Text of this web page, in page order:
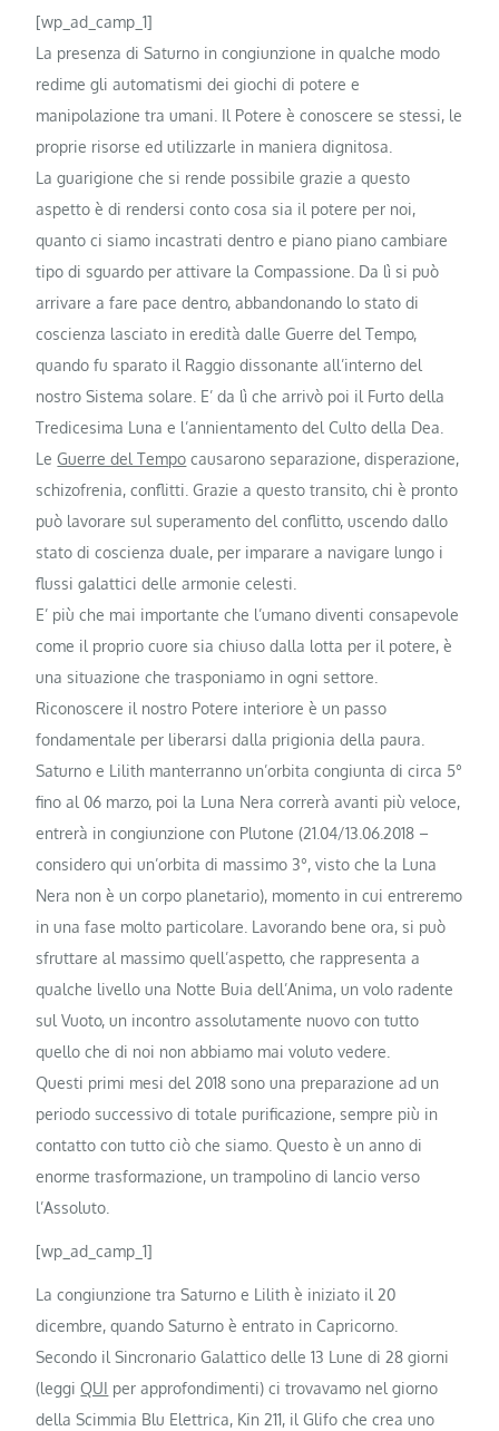
[wp_ad_camp_1]
La presenza di Saturno in congiunzione in qualche modo
redime gli automatismi dei giochi di potere e
manipolazione tra umani. Il Potere è conoscere se stessi, le
proprie risorse ed utilizzarle in maniera dignitosa.
La guarigione che si rende possibile grazie a questo
aspetto è di rendersi conto cosa sia il potere per noi,
quanto ci siamo incastrati dentro e piano piano cambiare
tipo di sguardo per attivare la Compassione. Da lì si può
arrivare a fare pace dentro, abbandonando lo stato di
coscienza lasciato in eredità dalle Guerre del Tempo,
quando fu sparato il Raggio dissonante all’interno del
nostro Sistema solare. E’ da lì che arrivò poi il Furto della
Tredicesima Luna e l’annientamento del Culto della Dea.
LeGuerre del Tempo causarono separazione, disperazione,
schizofrenia, conflitti. Grazie a questo transito, chi è pronto
può lavorare sul superamento del conflitto, uscendo dallo
stato di coscienza duale, per imparare a navigare lungo i
flussi galattici delle armonie celesti.
E’ più che mai importante che l’umano diventi consapevole
come il proprio cuore sia chiuso dalla lotta per il potere, è
una situazione che trasponiamo in ogni settore.
Riconoscere il nostro Potere interiore è un passo
fondamentale per liberarsi dalla prigionia della paura.
Saturno e Lilith manterranno un’orbita congiunta di circa 5°
fino al 06 marzo, poi la Luna Nera correrà avanti più veloce,
entrerà in congiunzione con Plutone (21.04/13.06.2018 –
considero qui un’orbita di massimo 3°, visto che la Luna
Nera non è un corpo planetario), momento in cui entreremo
in una fase molto particolare. Lavorando bene ora, si può
sfruttare al massimo quell’aspetto, che rappresenta a
qualche livello una Notte Buia dell’Anima, un volo radente
sul Vuoto, un incontro assolutamente nuovo con tutto
quello che di noi non abbiamo mai voluto vedere.
Questi primi mesi del 2018 sono una preparazione ad un
periodo successivo di totale purificazione, sempre più in
contatto con tutto ciò che siamo. Questo è un anno di
enorme trasformazione, un trampolino di lancio verso
l’Assoluto.
[wp_ad_camp_1]
La congiunzione tra Saturno e Lilith è iniziato il 20
dicembre, quando Saturno è entrato in Capricorno.
Secondo il Sincronario Galattico delle 13 Lune di 28 giorni
(leggiQUI per approfondimenti) ci trovavamo nel giorno
della Scimmia Blu Elettrica, Kin 211, il Glifo che crea uno